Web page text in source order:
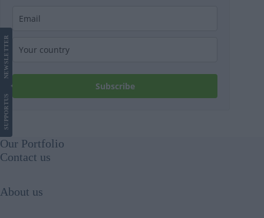
Subscribe
SUPPORT
US
NEWS
LETTER
Our Portfolio
Contact us
About us